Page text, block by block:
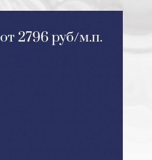
от 2796 руб/м.п.